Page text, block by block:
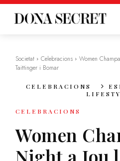
Societat Celebracions
Women
Taittinger i Bomar
CELEBRACIONS
CELEBRACIONS
Women
Night a Jou